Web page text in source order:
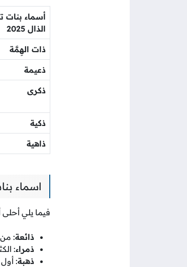
أسماء بنات
الذال 2025
ذات الهِمَّة
ذعيمة
ذكرى
ذكية
ذاهية
اسماء
فيما يلي
ذائعة: من
ذمراء:
ذهبة: